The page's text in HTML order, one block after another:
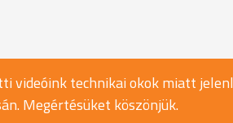
videóink technikai okok miatt
Megértésüket köszönjük.